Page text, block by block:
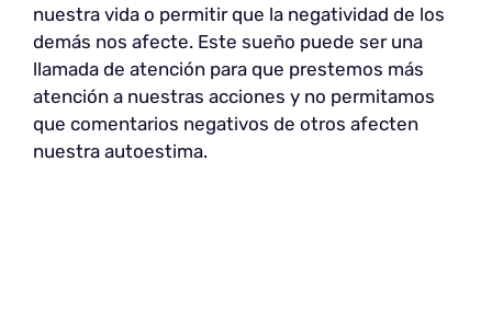
nuestra vida o permitir que la negatividad de los
demás nos afecte. Este sueño puede ser una
llamada de atención para que prestemos más
atención a nuestras acciones y no permitamos
que comentarios negativos de otros afecten
nuestra autoestima.